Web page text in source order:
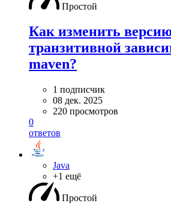
Простой
Как изменить
транзитивной
maven?
1 подписчик
08 дек. 2025
220 просмотров
0
ответов
Java
+1 ещё
Простой